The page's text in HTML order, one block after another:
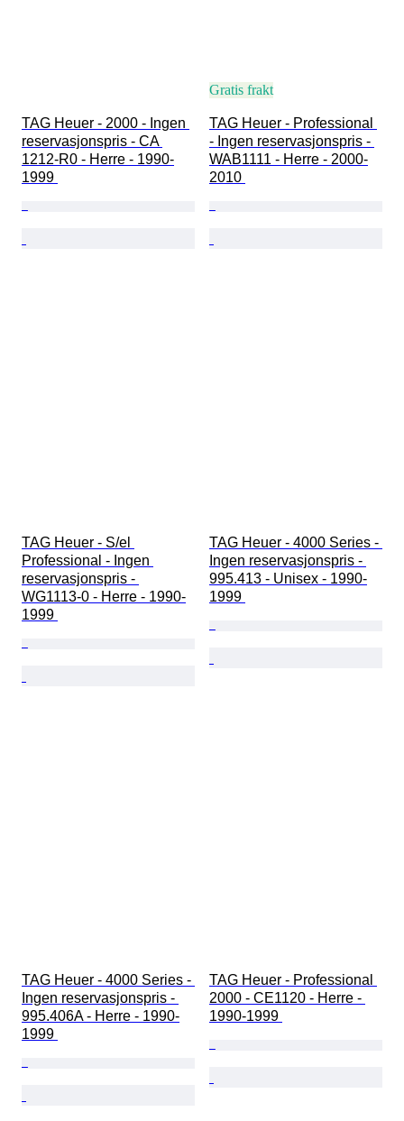
TAG Heuer - 2000 - Ingen
reservasjonspris - CA
1212-R0 - Herre - 1990-
1999
Gratis frakt
TAG Heuer - Professional
- Ingen reservasjonspris -
WAB1111 - Herre - 2000-
2010
TAG Heuer - S/el
Professional - Ingen
reservasjonspris -
WG1113-0 - Herre - 1990-
1999
TAG Heuer - 4000 Series -
Ingen reservasjonspris -
995.413 - Unisex - 1990-
1999
TAG Heuer - 4000 Series -
Ingen reservasjonspris -
995.406A - Herre - 1990-
1999
TAG Heuer - Professional
2000 - CE1120 - Herre -
1990-1999